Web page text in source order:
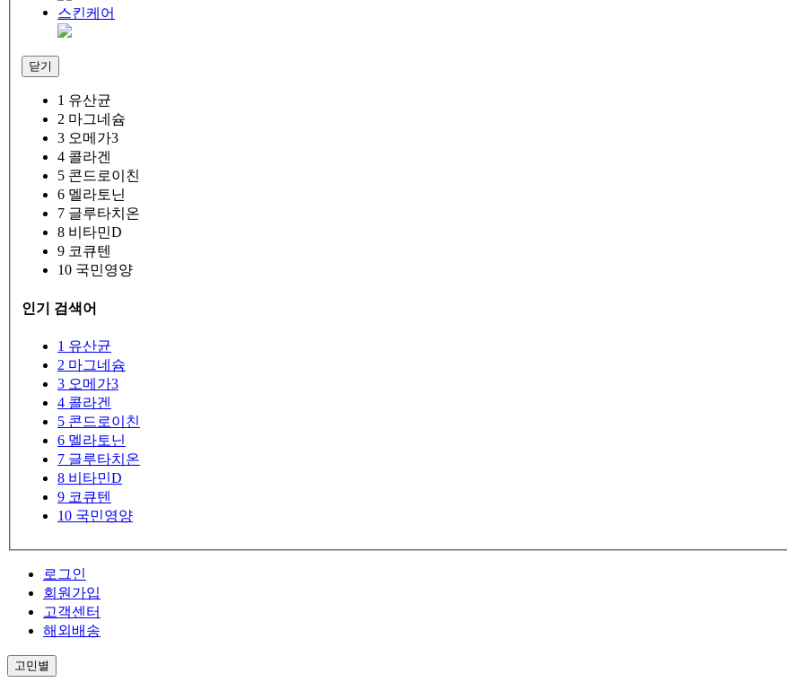
스킨케어
닫기
1 유산균
2 마그네슘
3 오메가3
4 콜라겐
5 콘드로이친
6 멜라토닌
7 글루타치온
8 비타민D
9 코큐텐
10 국민영양
인기 검색어
1 유산균
2 마그네슘
3 오메가3
4 콜라겐
5 콘드로이친
6 멜라토닌
7 글루타치온
8 비타민D
9 코큐텐
10 국민영양
로그인
회원가입
고객센터
해외배송
고민별